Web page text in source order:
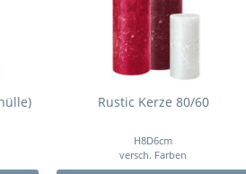
Rustic Kerze 80/60
H8D6cm
versch. Farben